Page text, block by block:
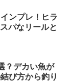
ンプレ！ヒラ
パなリールと
？デカい魚が
び方から釣り